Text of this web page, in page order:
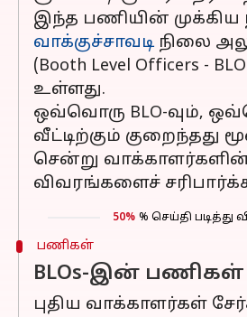
இந்த பணியின் முக்கிய
வாக்குச்சாவடி நிலை
(Booth Level Officers -
உள்ளது.
ஒவ்வொரு BLO-வும்,
வீட்டிற்கும் குறைந்தது
சென்று
விவரங்களைச்
50% % செய்தி படித்து
பணிகள்
BLOs-இன் பணிகள்
புதிய வாக்காளர்கள்